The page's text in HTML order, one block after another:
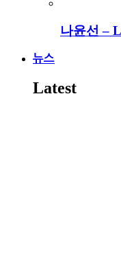
나윤선 –
뉴스
Latest